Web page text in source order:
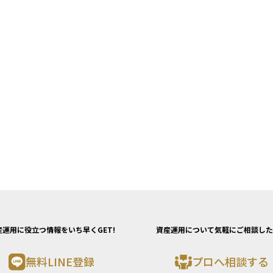
運用に役立つ情報をいち早くGET!
無料LINE登録
資産運用について気軽にご相談し
プロへ相談する